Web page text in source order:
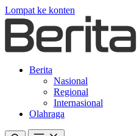
Lompat ke konten
Berita
Nasional
Regional
Internasional
Olahraga